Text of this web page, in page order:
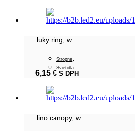
luky ring, w
Stropné,
Svietidlá
6,15 € S DPH
lino canopy, w